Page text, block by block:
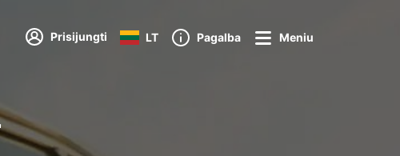
Prisijungti LT Pagalba Meniu